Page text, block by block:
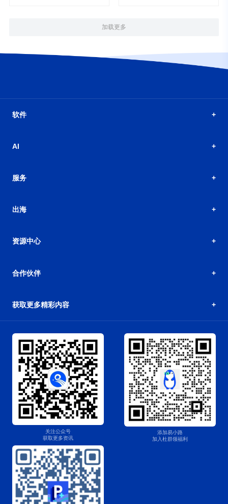
加载更多
软件
AI
服务
出海
资源中心
合作伙伴
获取更多精彩内容
关注公众号
获取更多资讯
添加易小路
加入杜群领福利